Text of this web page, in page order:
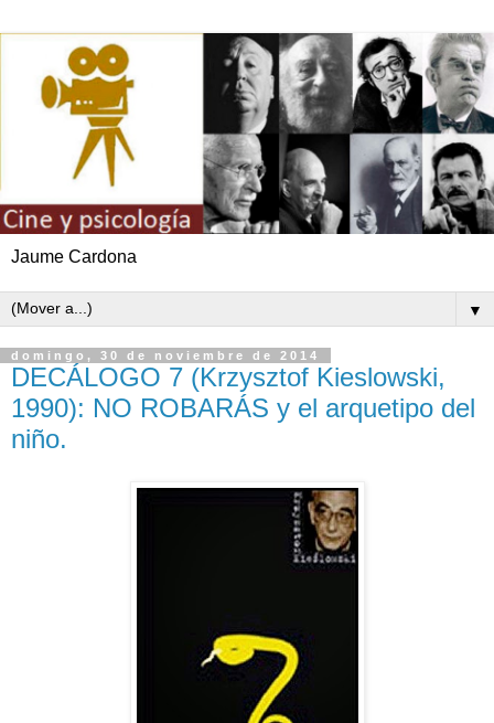
Jaume Cardona
▼
domingo, 30 de noviembre de 2014
DECÁLOGO 7 (Krzysztof Kieslowski,
1990): NO ROBARÁS y el arquetipo del
niño.